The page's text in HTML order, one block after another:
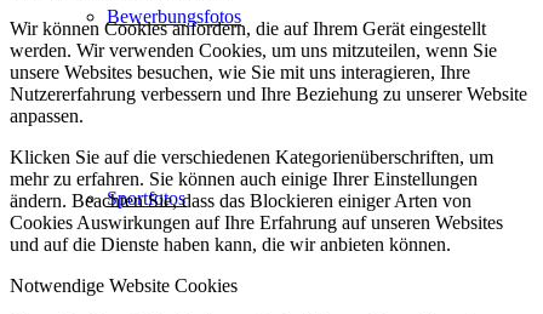
Bewerbungsfotos
Sportfotos
Wir können Cookies anfordern, die auf Ihrem Gerät eingestellt
werden. Wir verwenden Cookies, um uns mitzuteilen, wenn Sie
unsere Websites besuchen, wie Sie mit uns interagieren, Ihre
Nutzererfahrung verbessern und Ihre Beziehung zu unserer Website
anpassen.
Klicken Sie auf die verschiedenen Kategorienüberschriften, um
mehr zu erfahren. Sie können auch einige Ihrer Einstellungen
ändern. Beachten Sie, dass das Blockieren einiger Arten von
Cookies Auswirkungen auf Ihre Erfahrung auf unseren Websites
und auf die Dienste haben kann, die wir anbieten können.
Notwendige Website Cookies